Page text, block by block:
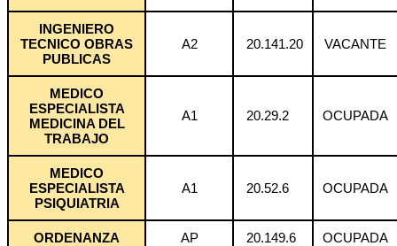
INGENIERO
TECNICO OBRAS
PUBLICAS
A2 20.141.20 VACANTE
MEDICO
ESPECIALISTA
MEDICINA DEL
TRABAJO
A1 20.29.2 OCUPADA
MEDICO
ESPECIALISTA
PSIQUIATRIA
A1 20.52.6 OCUPADA
ORDENANZA AP 20.149.6 OCUPADA